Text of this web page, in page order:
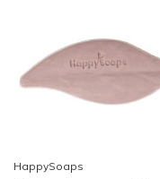
HappySoaps